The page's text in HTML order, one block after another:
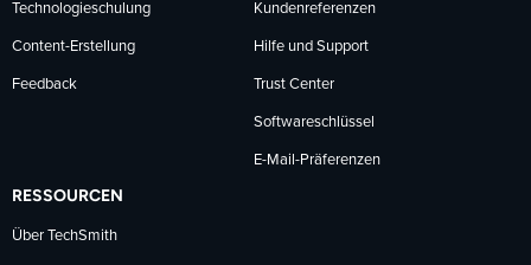
Technologieschulung
Content-Erstellung
Feedback
Kundenreferenzen
Hilfe und Support
Trust Center
Softwareschlüssel
E-Mail-Präferenzen
RESSOURCEN
Über TechSmith